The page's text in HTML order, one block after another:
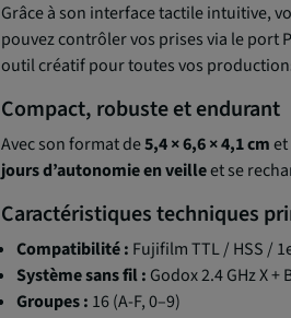
Grâce à son interface tactile intuitive,
pouvez contrôler vos prises via le port
outil créatif pour toutes vos
Compact, robuste et endurant
Avec son format de5,4 × 6,6 × 4,1 cmet
jours d’autonomie en veilleet se
Caractéristiques techniques
Compatibilité : Fujifilm TTL / HSS /
Système sans fil : Godox 2.4 GHz X
Groupes : 16 (A-F, 0–9)